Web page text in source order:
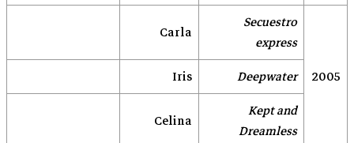
2005
Secuestro
express
Carla
Deepwater
Iris
Kept and
Dreamless
Celina